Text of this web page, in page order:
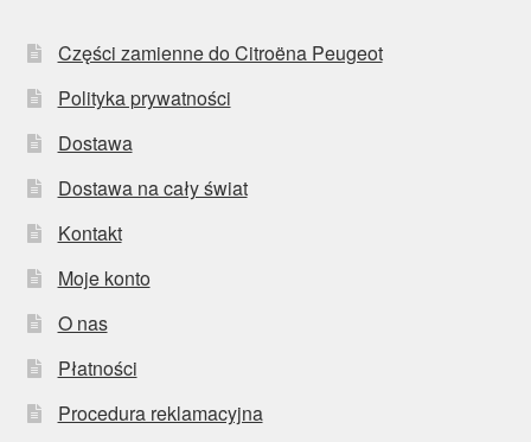
Części zamienne do Citroëna Peugeot
Polityka prywatności
Dostawa
Dostawa na cały świat
Kontakt
Moje konto
O nas
Płatności
Procedura reklamacyjna